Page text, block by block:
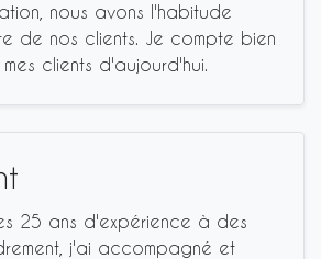
nous avons l'habitude
de nos clients. Je compte bien
clients d'aujourd'hui.
25 ans d'expérience à des
j'ai accompagné et